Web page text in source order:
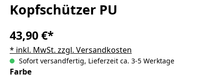
Kopfschützer PU
43,90 €*
* inkl. MwSt. zzgl. Versandkosten
Sofort versandfertig, Lieferzeit ca. 3-5 Werktage
Farbeauswählen